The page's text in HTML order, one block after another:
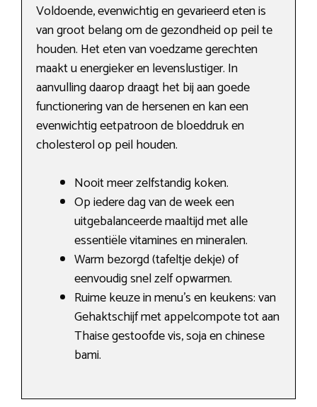
Voldoende, evenwichtig en gevarieerd eten is
van groot belang om de gezondheid op peil te
houden. Het eten van voedzame gerechten
maakt u energieker en levenslustiger. In
aanvulling daarop draagt het bij aan goede
functionering van de hersenen en kan een
evenwichtig eetpatroon de bloeddruk en
cholesterol op peil houden.
Nooit meer zelfstandig koken.
Op iedere dag van de week een
uitgebalanceerde maaltijd met alle
essentiële vitamines en mineralen.
Warm bezorgd (tafeltje dekje) of
eenvoudig snel zelf opwarmen.
Ruime keuze in menu’s en keukens: van
Gehaktschijf met appelcompote tot aan
Thaise gestoofde vis, soja en chinese
bami.